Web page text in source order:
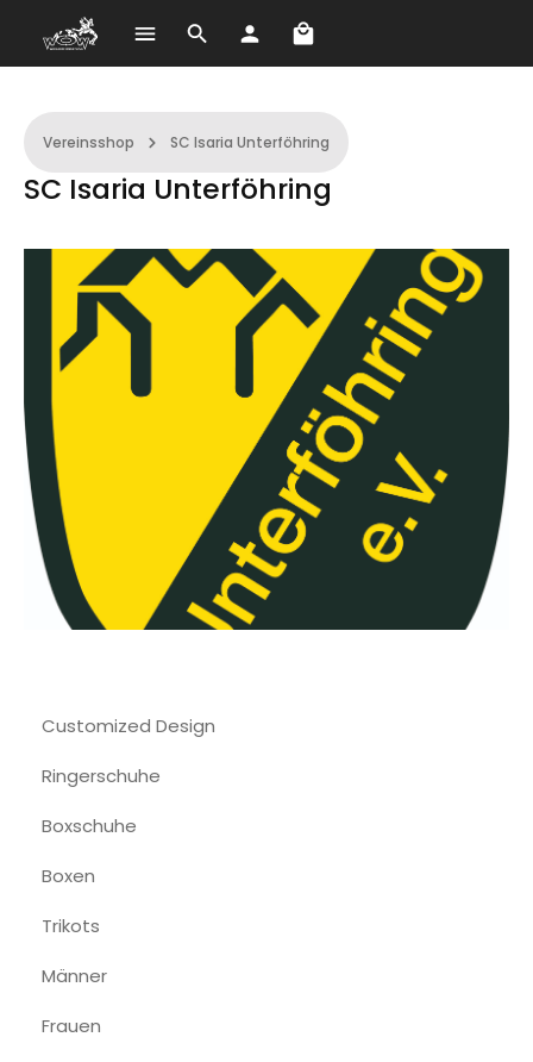
Zum Hauptinhalt springen Warenkorb enthält 0
Vereinsshop SC Isaria Unterföhring
SC Isaria Unterföhring
Customized Design
Ringerschuhe
Boxschuhe
Boxen
Trikots
Männer
Frauen